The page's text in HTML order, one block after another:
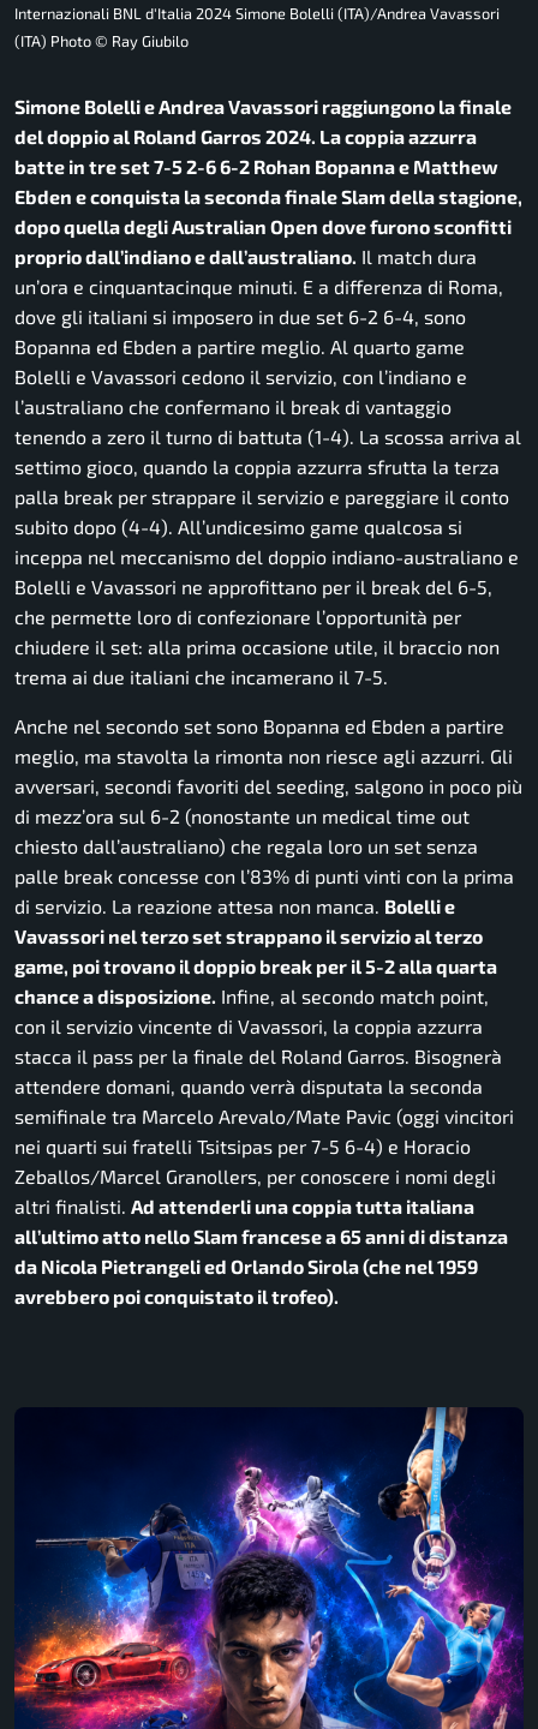
Internazionali BNL d'Italia 2024 Simone Bolelli (ITA)/Andrea Vavassori
(ITA) Photo © Ray Giubilo
Simone Bolelli e Andrea Vavassori raggiungono la finale
del doppio al Roland Garros 2024. La coppia azzurra
batte in tre set 7-5 2-6 6-2 Rohan Bopanna e Matthew
Ebden e conquista la seconda finale Slam della stagione,
dopo quella degli Australian Open dove furono sconfitti
proprio dall’indiano e dall’australiano. Il match dura
un’ora e cinquantacinque minuti. E a differenza di Roma,
dove gli italiani si imposero in due set 6-2 6-4, sono
Bopanna ed Ebden a partire meglio. Al quarto game
Bolelli e Vavassori cedono il servizio, con l’indiano e
l’australiano che confermano il break di vantaggio
tenendo a zero il turno di battuta (1-4). La scossa arriva al
settimo gioco, quando la coppia azzurra sfrutta la terza
palla break per strappare il servizio e pareggiare il conto
subito dopo (4-4). All’undicesimo game qualcosa si
inceppa nel meccanismo del doppio indiano-australiano e
Bolelli e Vavassori ne approfittano per il break del 6-5,
che permette loro di confezionare l’opportunità per
chiudere il set: alla prima occasione utile, il braccio non
trema ai due italiani che incamerano il 7-5.
Anche nel secondo set sono Bopanna ed Ebden a partire
meglio, ma stavolta la rimonta non riesce agli azzurri. Gli
avversari, secondi favoriti del seeding, salgono in poco più
di mezz’ora sul 6-2 (nonostante un medical time out
chiesto dall’australiano) che regala loro un set senza
palle break concesse con l’83% di punti vinti con la prima
di servizio. La reazione attesa non manca. Bolelli e
Vavassori nel terzo set strappano il servizio al terzo
game, poi trovano il doppio break per il 5-2 alla quarta
chance a disposizione. Infine, al secondo match point,
con il servizio vincente di Vavassori, la coppia azzurra
stacca il pass per la finale del Roland Garros. Bisognerà
attendere domani, quando verrà disputata la seconda
semifinale tra Marcelo Arevalo/Mate Pavic (oggi vincitori
nei quarti sui fratelli Tsitsipas per 7-5 6-4) e Horacio
Zeballos/Marcel Granollers, per conoscere i nomi degli
altri finalisti. Ad attenderli una coppia tutta italiana
all’ultimo atto nello Slam francese a 65 anni di distanza
da Nicola Pietrangeli ed Orlando Sirola (che nel 1959
avrebbero poi conquistato il trofeo).